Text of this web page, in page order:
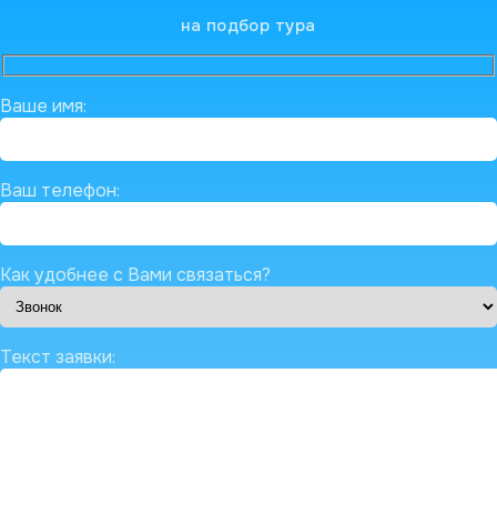
на подбор тура
Ваше имя:
Ваш телефон:
Как удобнее с Вами связаться?
Текст заявки: